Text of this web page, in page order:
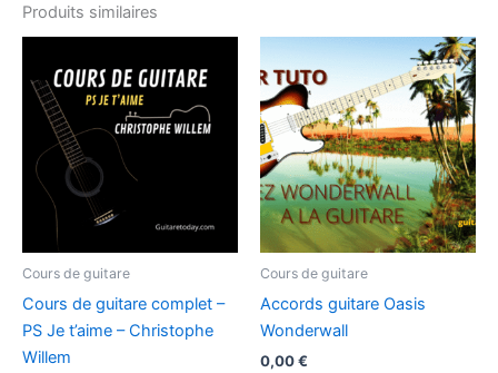
Produits similaires
Cours de guitare
Cours de guitare complet –
PS Je t’aime – Christophe
Willem
Cours de guitare
Accords guitare Oasis
Wonderwall
0,00€